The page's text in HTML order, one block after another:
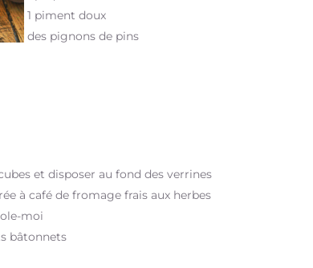
1 piment doux
des pignons de pins
et disposer au fond des verrines
à café de fromage frais aux herbes
moi
bâtonnets